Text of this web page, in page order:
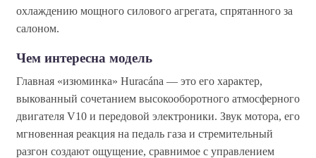
охлаждению мощного силового агрегата, спрятанного за
салоном.
Чем интересна модель
Главная «изюминка» Huracána — это его характер,
выкованный сочетанием высокооборотного атмосферного
двигателя V10 и передовой электроники. Звук мотора, его
мгновенная реакция на педаль газа и стремительный
разгон создают ощущение, сравнимое с управлением